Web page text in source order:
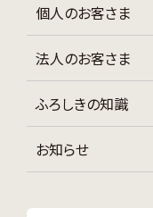
個人のお客さま
法人のお客さま
ふろしきの知識
お知らせ